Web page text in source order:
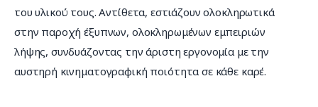
του υλικού τους. Αντίθετα, εστιάζουν ολοκληρωτικά
στην παροχή έξυπνων, ολοκληρωμένων εμπειριών
λήψης, συνδυάζοντας την άριστη εργονομία με την
αυστηρή κινηματογραφική ποιότητα σε κάθε καρέ.